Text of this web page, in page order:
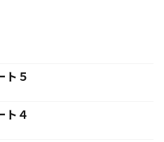
ト５
ト４